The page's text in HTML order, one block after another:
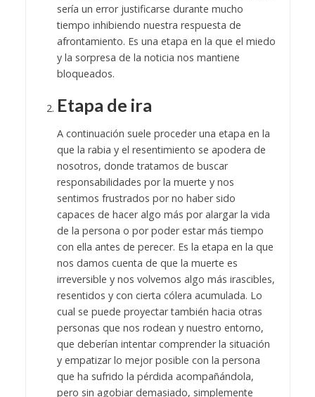
sería un error justificarse durante mucho
tiempo inhibiendo nuestra respuesta de
afrontamiento. Es una etapa en la que el miedo
y la sorpresa de la noticia nos mantiene
bloqueados.
Etapa de ira
A continuación suele proceder una etapa en la
que la rabia y el resentimiento se apodera de
nosotros, donde tratamos de buscar
responsabilidades por la muerte y nos
sentimos frustrados por no haber sido
capaces de hacer algo más por alargar la vida
de la persona o por poder estar más tiempo
con ella antes de perecer. Es la etapa en la que
nos damos cuenta de que la muerte es
irreversible y nos volvemos algo más irascibles,
resentidos y con cierta cólera acumulada. Lo
cual se puede proyectar también hacia otras
personas que nos rodean y nuestro entorno,
que deberían intentar comprender la situación
y empatizar lo mejor posible con la persona
que ha sufrido la pérdida acompañándola,
pero sin agobiar demasiado, simplemente